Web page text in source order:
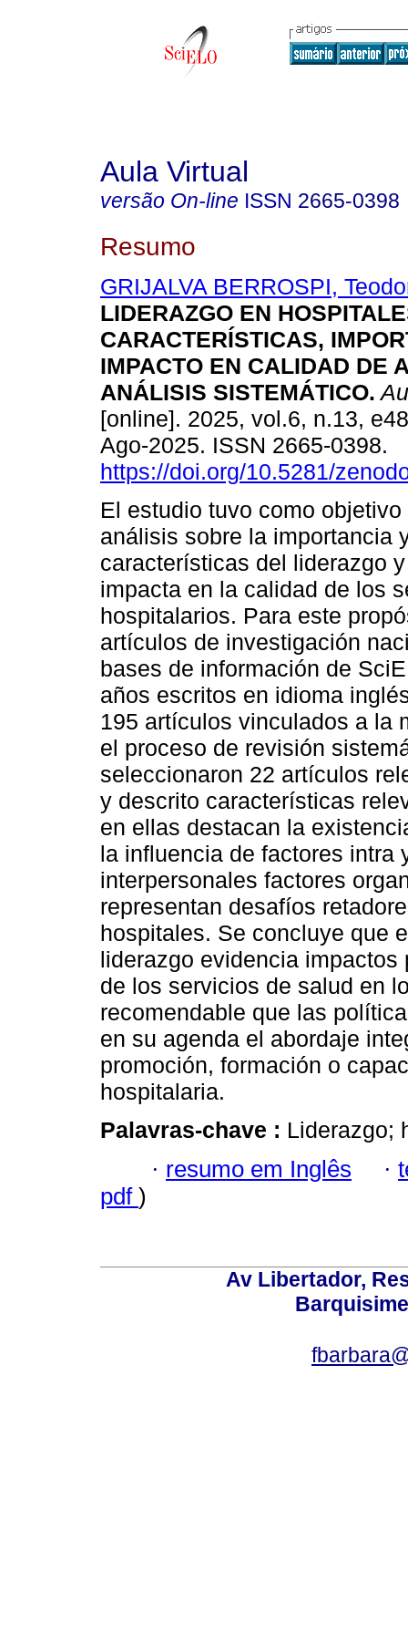
Aula Virtual
versão On-line ISSN 2665-0398
Resumo
GRIJALVA BERROSPI,
LIDERAZGO EN
CARACTERÍSTICAS,
IMPACTO EN CALIDAD DE
ANÁLISIS SISTEMÁTICO.
[online]. 2025, vol.6, n.13,
Ago-2025. ISSN 2665-0398.
https://doi.org/10.5281/
El estudio tuvo como objetivo
análisis sobre la importancia
características del liderazgo
impacta en la calidad de los
hospitalarios. Para este
artículos de investigación
bases de información de
años escritos en idioma
195 artículos vinculados a la
el proceso de revisión
seleccionaron 22 artículos
y descrito características
en ellas destacan la
la influencia de factores intra
interpersonales factores
representan desafíos
hospitales. Se concluye que
liderazgo evidencia
de los servicios de salud en
recomendable que las
en su agenda el abordaje
promoción, formación o
hospitalaria.
Palavras-chave : Liderazgo;
· resumo em Inglês ·
pdf )
Av Libertador,